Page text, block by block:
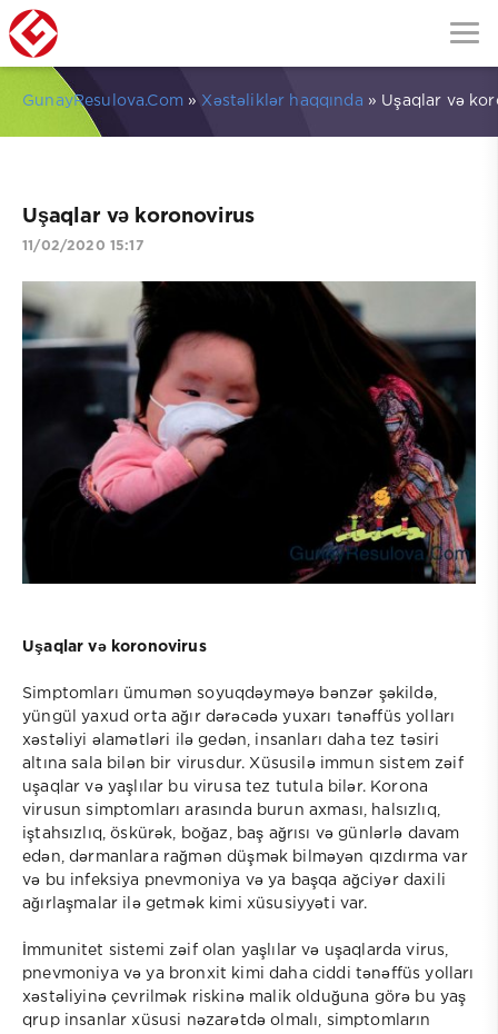
GunayResulova.Com» Xəstəliklər haqqında » Uşaqlar və
Uşaqlar və koronovirus
11/02/2020 15:17
Uşaqlar və koronovirus
Simptomları ümumən soyuqdəyməyə bənzər şəkildə,
yüngül yaxud orta ağır dərəcədə yuxarı tənəffüs yolları
xəstəliyi əlamətləri ilə gedən, insanları daha tez təsiri
altına sala bilən bir virusdur. Xüsusilə immun sistem zəif
uşaqlar və yaşlılar bu virusa tez tutula bilər. Korona
virusun simptomları arasında burun axması, halsızlıq,
iştahsızlıq, öskürək, boğaz, baş ağrısı və günlərlə davam
edən, dərmanlara rağmən düşmək bilməyən qızdırma var
və bu infeksiya pnevmoniya və ya başqa ağciyər daxili
ağırlaşmalar ilə getmək kimi xüsusiyyəti var.
İmmunitet sistemi zəif olan yaşlılar və uşaqlarda virus,
pnevmoniya və ya bronxit kimi daha ciddi tənəffüs yolları
xəstəliyinə çevrilmək riskinə malik olduğuna görə bu yaş
qrup insanlar xüsusi nəzarətdə olmalı, simptomların